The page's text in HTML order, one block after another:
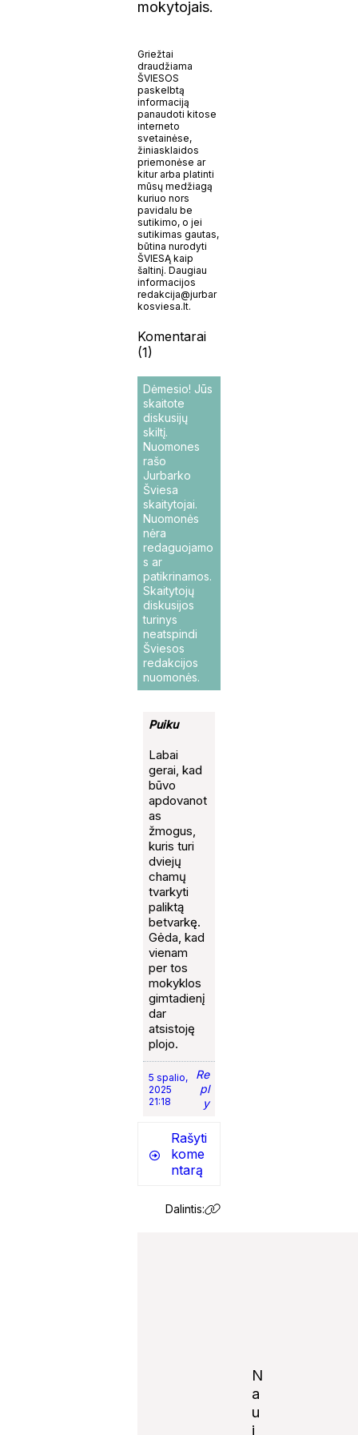
mokytojais.
Griežtai
draudžiama
ŠVIESOS
paskelbtą
informaciją
panaudoti kitose
interneto
svetainėse,
žiniasklaidos
priemonėse ar
kitur arba platinti
mūsų medžiagą
kuriuo nors
pavidalu be
sutikimo, o jei
sutikimas gautas,
būtina nurodyti
ŠVIESĄ kaip
šaltinį. Daugiau
informacijos
redakcija@jurbar
kosviesa.lt.
Komentarai
(1)
Dėmesio! Jūs
skaitote
diskusijų
skiltį.
Nuomones
rašo
Jurbarko
Šviesa
skaitytojai.
Nuomonės
nėra
redaguojamo
s ar
patikrinamos.
Skaitytojų
diskusijos
turinys
neatspindi
Šviesos
redakcijos
nuomonės.
Puiku
Labai
gerai, kad
būvo
apdovanot
as
žmogus,
kuris turi
dviejų
chamų
tvarkyti
paliktą
betvarkę.
Gėda, kad
vienam
per tos
mokyklos
gimtadienį
dar
atsistoję
plojo.
5 spalio,
2025
21:18
Re
pl
y
Rašyti
kome
ntarą
Dalintis:
N
a
u
j